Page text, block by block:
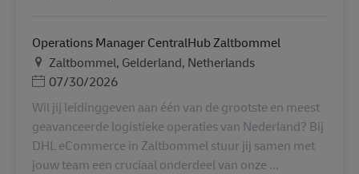
Operations Manager CentralHub Zaltbommel
Τοποθεσία
Zaltbommel, Gelderland, Netherlands
Ημερομηνία Ανάρτησης
07/30/2026
Wil jij leidinggeven aan één van de grootste en meest
geavanceerde logistieke operaties van Nederland? Bij
DHL eCommerce in Zaltbommel stuur jij samen met
jouw team een cruciaal onderdeel van onze ...